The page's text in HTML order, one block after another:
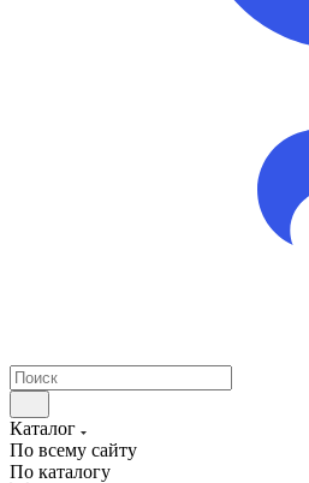
Каталог
По всему сайту
По каталогу